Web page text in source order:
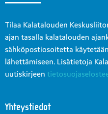
Tilaa Kalatalouden
ajan tasalla kalatalouden
sähköpostiosoitetta
lähettämiseen. Lisätietoja
uutiskirjeen
Yhteystiedot